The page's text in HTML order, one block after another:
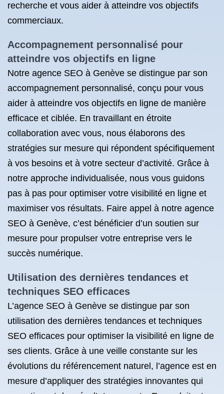
recherche et vous aider à atteindre vos objectifs
commerciaux.
Accompagnement personnalisé pour
atteindre vos objectifs en ligne
Notre agence SEO à Genève se distingue par son
accompagnement personnalisé, conçu pour vous
aider à atteindre vos objectifs en ligne de manière
efficace et ciblée. En travaillant en étroite
collaboration avec vous, nous élaborons des
stratégies sur mesure qui répondent spécifiquement
à vos besoins et à votre secteur d’activité. Grâce à
notre approche individualisée, nous vous guidons
pas à pas pour optimiser votre visibilité en ligne et
maximiser vos résultats. Faire appel à notre agence
SEO à Genève, c’est bénéficier d’un soutien sur
mesure pour propulser votre entreprise vers le
succès numérique.
Utilisation des dernières tendances et
techniques SEO efficaces
L’agence SEO à Genève se distingue par son
utilisation des dernières tendances et techniques
SEO efficaces pour optimiser la visibilité en ligne de
ses clients. Grâce à une veille constante sur les
évolutions du référencement naturel, l’agence est en
mesure d’appliquer des stratégies innovantes qui